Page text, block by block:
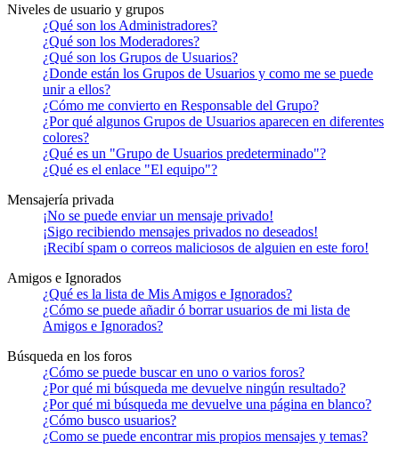
Niveles de usuario y grupos
¿Qué son los Administradores?
¿Qué son los Moderadores?
¿Qué son los Grupos de Usuarios?
¿Donde están los Grupos de Usuarios y como me se puede
unir a ellos?
¿Cómo me convierto en Responsable del Grupo?
¿Por qué algunos Grupos de Usuarios aparecen en diferentes
colores?
¿Qué es un "Grupo de Usuarios predeterminado"?
¿Qué es el enlace "El equipo"?
Mensajería privada
¡No se puede enviar un mensaje privado!
¡Sigo recibiendo mensajes privados no deseados!
¡Recibí spam o correos maliciosos de alguien en este foro!
Amigos e Ignorados
¿Qué es la lista de Mis Amigos e Ignorados?
¿Cómo se puede añadir ó borrar usuarios de mi lista de
Amigos e Ignorados?
Búsqueda en los foros
¿Cómo se puede buscar en uno o varios foros?
¿Por qué mi búsqueda me devuelve ningún resultado?
¿Por qué mi búsqueda me devuelve una página en blanco?
¿Cómo busco usuarios?
¿Como se puede encontrar mis propios mensajes y temas?